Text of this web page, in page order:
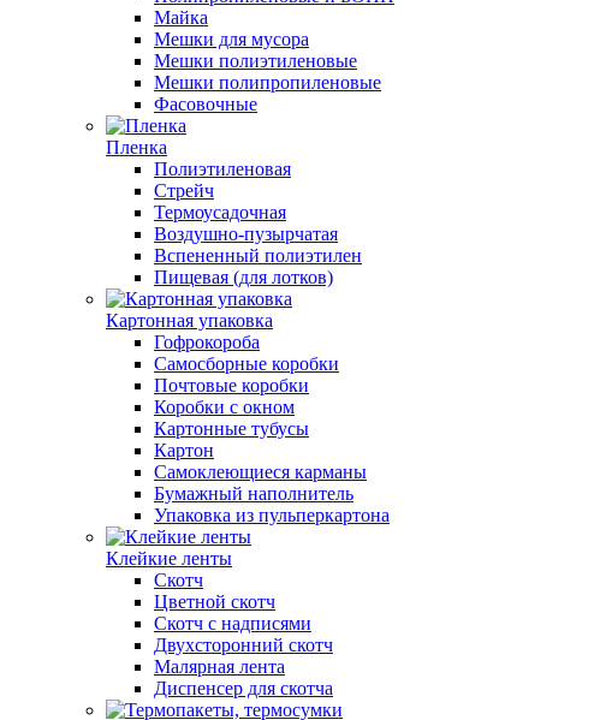
Майка
Мешки для мусора
Мешки полиэтиленовые
Мешки полипропиленовые
Фасовочные
Пленка
Полиэтиленовая
Стрейч
Термоусадочная
Воздушно-пузырчатая
Вспененный полиэтилен
Пищевая (для лотков)
Картонная упаковка
Гофрокороба
Самосборные коробки
Почтовые коробки
Коробки с окном
Картонные тубусы
Картон
Самоклеющиеся карманы
Бумажный наполнитель
Упаковка из пульперкартона
Клейкие ленты
Скотч
Цветной скотч
Скотч с надписями
Двухсторонний скотч
Малярная лента
Диспенсер для скотча